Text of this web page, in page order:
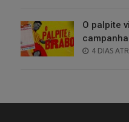
O palpite
POSTED
4 DIAS